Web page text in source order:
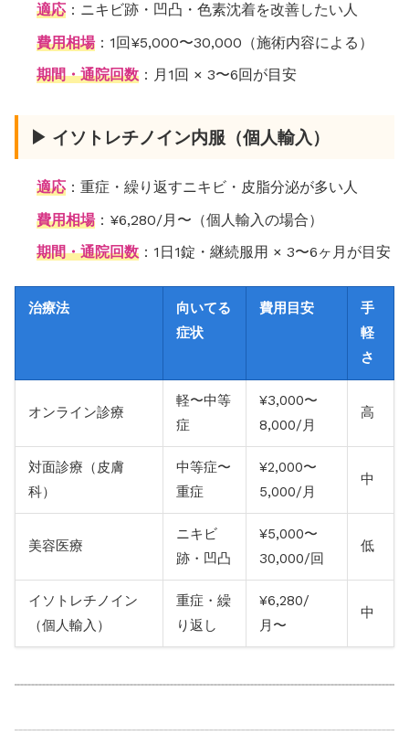
適応 ：ニキビ跡・凹凸・色素沈着を改善したい人
費用相場：1回¥5,000〜30,000（施術内容による）
期間・通院回数 ：月1回 × 3〜6回が目安
▶ イソトレチノイン内服（個人輸入）
適応 ：重症・繰り返すニキビ・皮脂分泌が多い人
費用相場：¥6,280/月〜（個人輸入の場合）
期間・通院回数 ：1日1錠・継続服用 × 3〜6ヶ月が目安
治療法
向いてる
症状
費用目安
手
軽
さ
オンライン診療
軽〜中等
症
¥3,000〜
8,000/月
高
対面診療（皮膚
科）
中等症〜
重症
¥2,000〜
5,000/月
中
美容医療
ニキビ
跡・凹凸
¥5,000〜
30,000/回
低
イソトレチノイン
（個人輸入）
重症・繰
り返し
¥6,280/
月〜
中